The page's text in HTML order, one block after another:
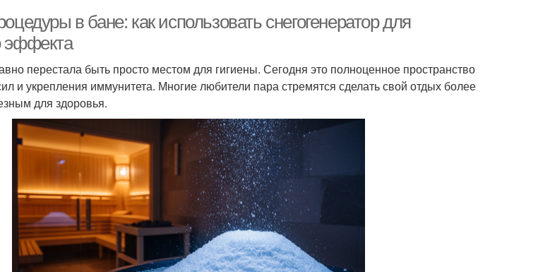
в бане: как использовать снегогенератор для
эффекта
перестала быть просто местом для гигиены. Сегодня это полноценное пространство
и укрепления иммунитета. Многие любители пара стремятся сделать свой отдых более
для здоровья.